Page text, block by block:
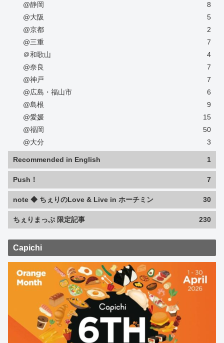
@静岡
8
@大阪
5
@京都
2
@三重
7
＠和歌山
4
@奈良
7
@神戸
7
@広島・福山市
6
@島根
9
@愛媛
15
@福岡
50
@大分
3
Recommended in English 1
Push！ 7
note ◆ ちぇりのLove & Live in ホーチミン 30
ちぇりまっぷ 限定記事 230
Capichi